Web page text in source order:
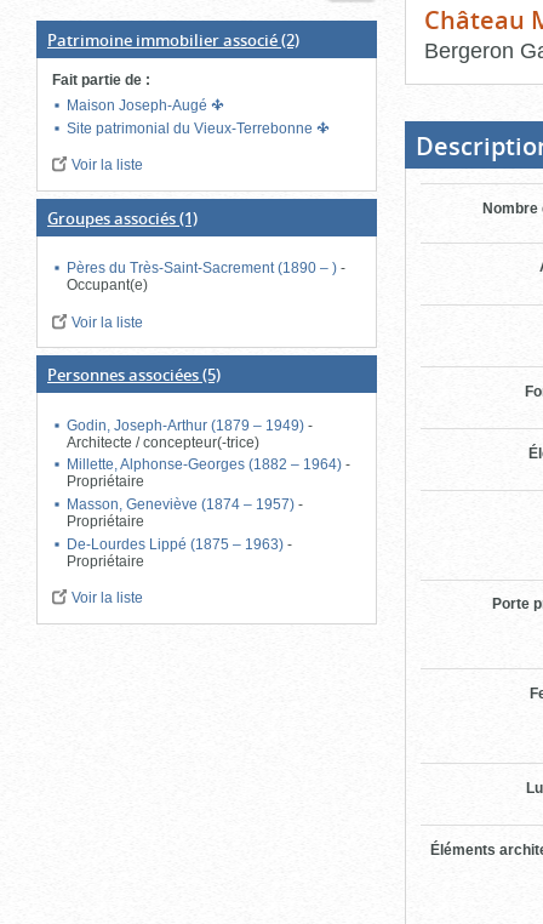
Patrimoine immobilier associé(2)
Fait partie de :
Maison Joseph-Augé
Site patrimonial du Vieux-Terrebonne
Voir la liste
Groupes associés(1)
Pères du Très-Saint-Sacrement (1890 – )-
Occupant(e)
Voir la liste
Personnes associées(5)
Godin, Joseph-Arthur (1879 – 1949)-
Architecte / concepteur(-trice)
Millette, Alphonse-Georges (1882 – 1964)-
Propriétaire
Masson, Geneviève (1874 – 1957)-
Propriétaire
De-Lourdes Lippé (1875 – 1963)-
Propriétaire
Voir la liste
Château
Bergeron
bloc
d'onglets
Nombre
Porte
Éléments